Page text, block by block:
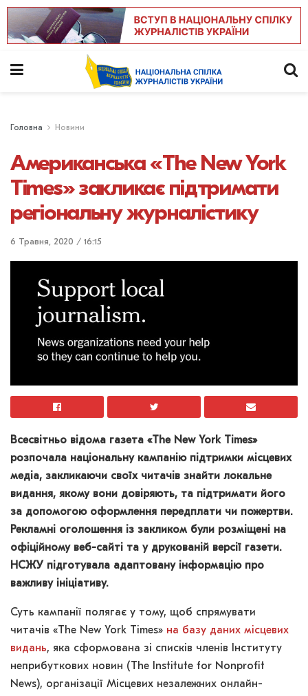
Головна Новини
Американська «The New York
Times» закликає підтримати
регіональну журналістику
6 Травня, 2020 / 16:15
Всесвітньо відома газета «The New York Times»
розпочала національну кампанію підтримки місцевих
медіа, закликаючи своїх читачів знайти локальне
видання, якому вони довіряють, та підтримати його
за допомогою оформлення передплати чи пожертви.
Рекламні оголошення із закликом були розміщені на
офіційному веб-сайті та у друкованій версії газети.
НСЖУ підготувала адаптовану інформацію про
важливу ініціативу.
Суть кампанії полягає у тому, щоб спрямувати
читачів «The New York Times» на базу даних місцевих
видань, яка сформована зі списків членів Інституту
неприбуткових новин (The Institute for Nonprofit
News), організації Місцевих незалежних онлайн-